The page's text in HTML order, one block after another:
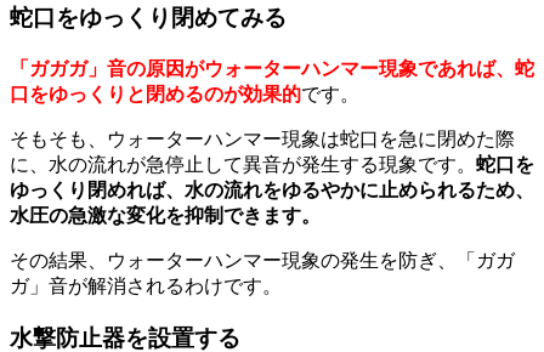
蛇口をゆっくり閉めてみる
「ガガガ」音の原因がウォーターハンマー現象であれば、蛇
口をゆっくりと閉めるのが効果的です。
そもそも、ウォーターハンマー現象は蛇口を急に閉めた際
に、水の流れが急停止して異音が発生する現象です。 蛇口を
ゆっくり閉めれば、水の流れをゆるやかに止められるため、
水圧の急激な変化を抑制できます。
その結果、ウォーターハンマー現象の発生を防ぎ、「ガガ
ガ」音が解消されるわけです。
水撃防止器を設置する